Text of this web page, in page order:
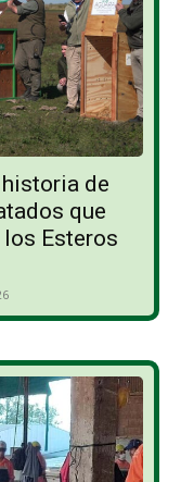
de
que
Esteros